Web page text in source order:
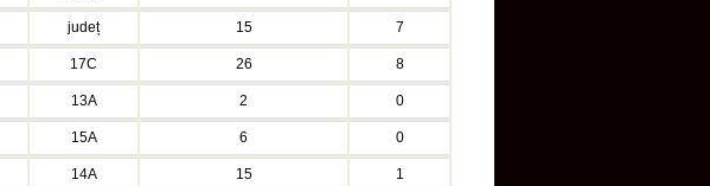
județ 15 7
17C 26 8
13A 2 0
15A 6 0
14A 15 1